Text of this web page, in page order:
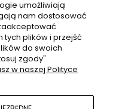
umożliwiają
nam dostosować
tych plików i przejść
do swoich
zgody".
w naszej Polityce